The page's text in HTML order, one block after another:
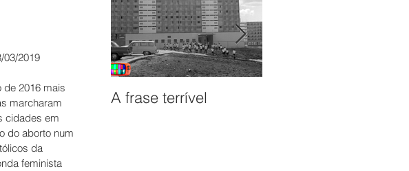
2019
de 2016 mais
marcharam
cidades em
do aborto num
da
feminista
A frase terrível